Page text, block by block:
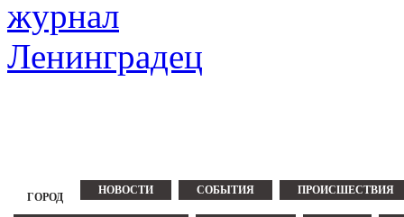
ГОРОД
НОВОСТИ СОБЫТИЯ ПРОИСШЕСТВИЯ